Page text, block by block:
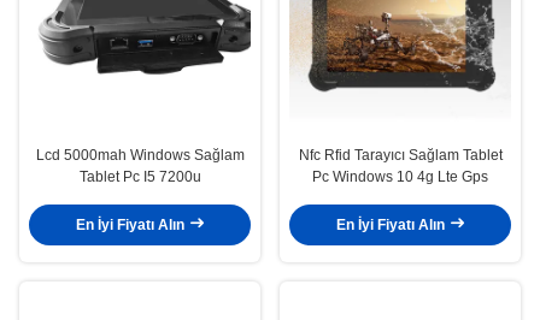
Lcd 5000mah Windows Sağlam
Tablet Pc I5 7200u
En İyi Fiyatı Alın
Nfc Rfid Tarayıcı Sağlam Tablet
Pc Windows 10 4g Lte Gps
En İyi Fiyatı Alın